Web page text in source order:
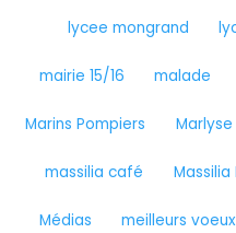
lycee mongrand
mairie 15/16 malade
Marins Pompiers Marlyse
massilia café
Médias meilleurs voeux